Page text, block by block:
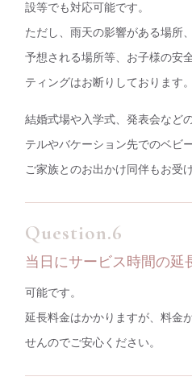
設等でも対応可能です。
ただし、雨天の影響がある場所
予想される場所等、お子様の安
ティングはお断りしております。
結婚式場や入学式、発表会など
テルやバケーション先でのベビ
ご家族とのお出かけ同伴もお受
当日にサービス時間の延
可能です。
延長料金はかかりますが、料金
せんのでご安心ください。